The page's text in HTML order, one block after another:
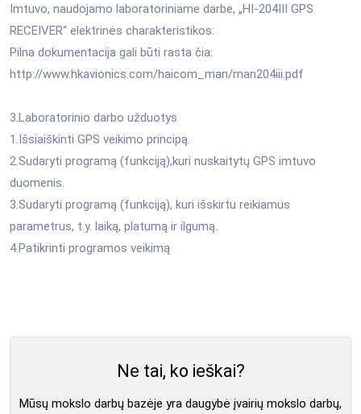
Imtuvo, naudojamo laboratoriniame darbe, „HI-204III GPS
RECEIVER“ elektrinės charakteristikos:
Pilna dokumentacija gali būti rasta čia:
http://www.hkavionics.com/haicom_man/man204iii.pdf
3.Laboratorinio darbo užduotys
1.Išsiaiškinti GPS veikimo principą.
2.Sudaryti programą (funkciją),kuri nuskaitytų GPS imtuvo
duomenis.
3.Sudaryti programą (funkciją), kuri išskirtu reikiamus
parametrus, t.y. laiką, platumą ir ilgumą.
4.Patikrinti programos veikimą
Ne tai, ko ieškai?
Mūsų mokslo darbų bazėje yra daugybė įvairių mokslo darbų,